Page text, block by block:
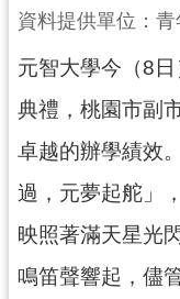
業
資
訊
息
公
便
民
資料提供單位：
元智大學今（8
典禮，桃園市副
卓越的辦學績效
過，元夢起舵」
映照著滿天星光
鳴笛聲響起，儘